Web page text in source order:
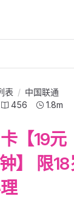
表 / 中国联通
456 1.8m
【19元
】 限